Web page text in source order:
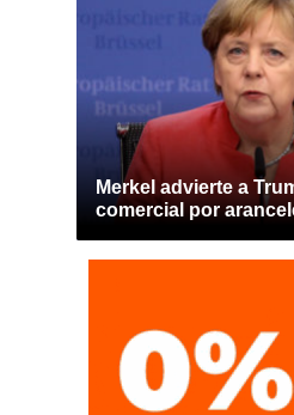
Merkel advierte a
comercial por